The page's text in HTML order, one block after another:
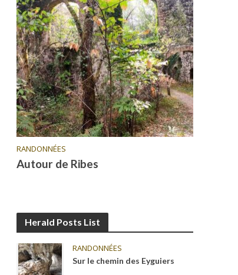
RANDONNÉES
Autour de Ribes
Herald Posts List
RANDONNÉES
Sur le chemin des Eyguiers